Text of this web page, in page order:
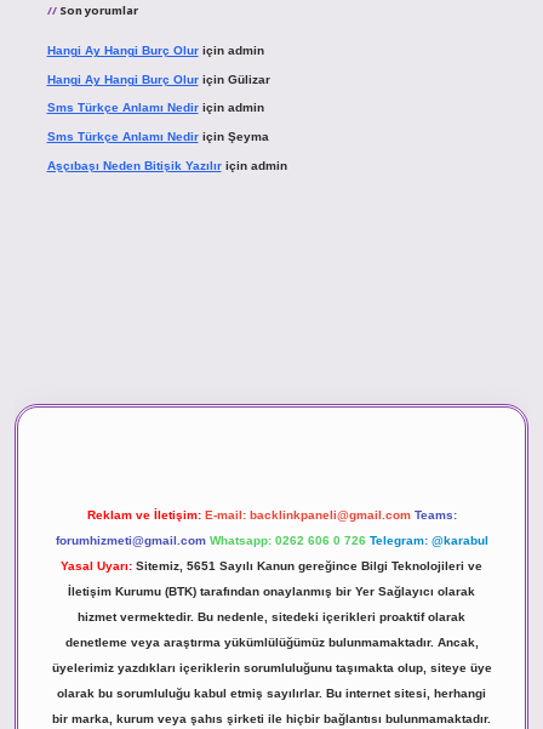
Son yorumlar
Hangi Ay Hangi Burç Oluriçin admin
Hangi Ay Hangi Burç Oluriçin Gülizar
Sms Türkçe Anlamı Nediriçin admin
Sms Türkçe Anlamı Nediriçin Şeyma
Aşçıbaşı Neden Bitişik Yazılıriçin admin
Reklam ve İletişim: E-mail: backlinkpaneli@gmail.com Teams:
forumhizmeti@gmail.com Whatsapp: 0262 606 0 726 Telegram: @karabul
Yasal Uyarı: Sitemiz, 5651 Sayılı Kanun gereğince Bilgi Teknolojileri ve
İletişim Kurumu (BTK) tarafından onaylanmış bir Yer Sağlayıcı olarak
hizmet vermektedir. Bu nedenle, sitedeki içerikleri proaktif olarak
denetleme veya araştırma yükümlülüğümüz bulunmamaktadır. Ancak,
üyelerimiz yazdıkları içeriklerin sorumluluğunu taşımakta olup, siteye üye
olarak bu sorumluluğu kabul etmiş sayılırlar. Bu internet sitesi, herhangi
bir marka, kurum veya şahıs şirketi ile hiçbir bağlantısı bulunmamaktadır.